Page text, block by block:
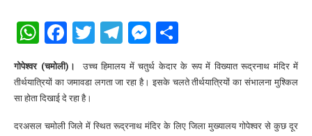
WhatsApp
Facebook
Twitter
Telegram
Messenger
गोपेश्वर (चमोली)।
उच्च हिमालय में चतुर्थ केदार के रूप में विख्यात रूद्रनाथ मंदिर में
तीर्थयात्रियों का जमावडा लगता जा रहा है। इसके चलते तीर्थयात्रियों का संभालना मुश्किल
सा होता दिखाई दे रहा है।
दरअसल चमोली जिले में स्थित रूद्रनाथ मंदिर के लिए जिला मुख्यालय गोपेश्वर से कुछ दूर